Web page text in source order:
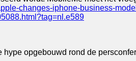
changes-iphone-business-
opgebouwd rond de